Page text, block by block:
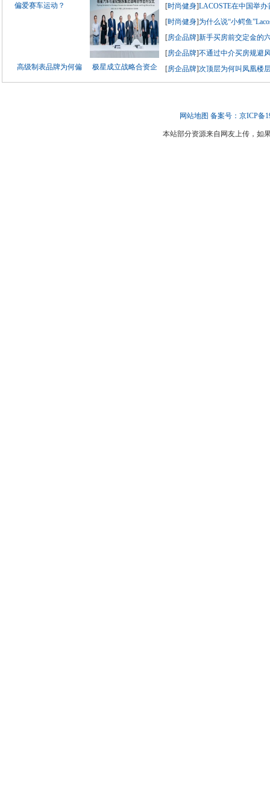
高级制表品牌为何偏 极星成立战略合资企
[时尚健身]LACOSTE在中国举
[时尚健身]为什么说“小鳄鱼
[房企品牌]新手买房前交定金的
[房企品牌]不通过中介买房规避
[房企品牌]次顶层为何叫凤凰楼
网站地图 备案号：京ICP备
本站部分资源来自网友上传，如